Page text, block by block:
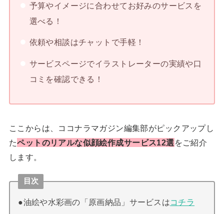
予算やイメージに合わせてお好みのサービスを
選べる！
依頼や相談はチャットで手軽！
サービスページでイラストレーターの実績や口
コミを確認できる！
ここからは、ココナラマガジン編集部がピックアップし
たペットのリアルな似顔絵作成サービス12選 をご紹介
します。
目次
●油絵や水彩画の「原画納品」サービスはコチラ